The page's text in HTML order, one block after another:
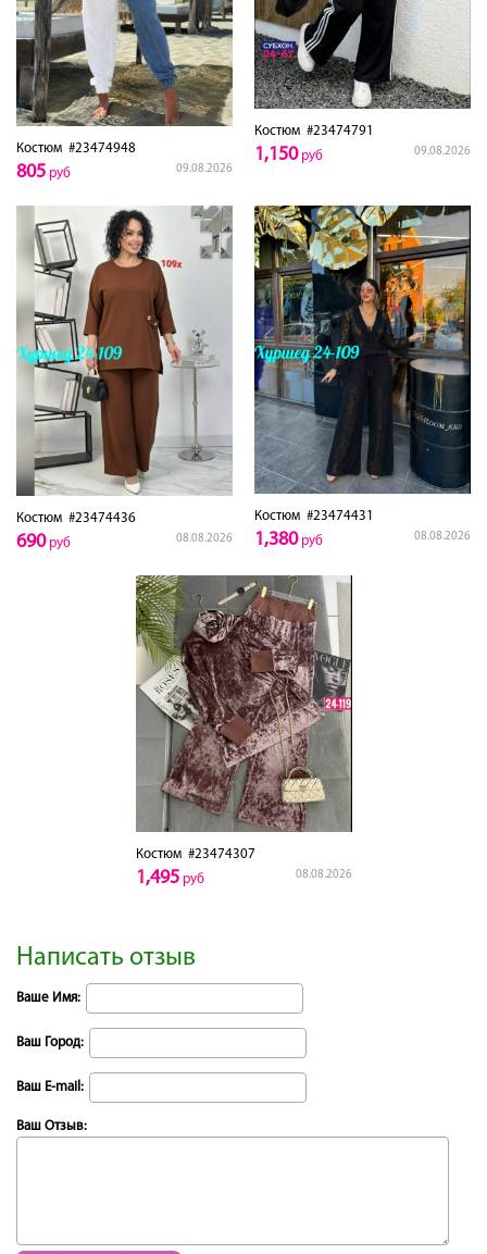
Костюм #23474948
09.08.2026
805 руб
Костюм #23474791
09.08.2026
1,150руб
Костюм #23474436
08.08.2026
690руб
Костюм #23474431
08.08.2026
1,380руб
Костюм#23474307
08.08.2026
1,495руб
Написать отзыв
Ваше Имя:
Ваш Город:
Ваш E-mail:
Ваш Отзыв: